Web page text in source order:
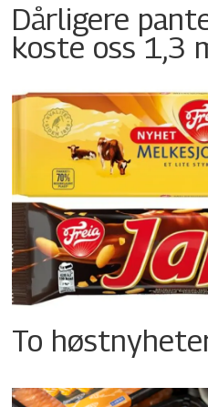
Dårligere
koste oss 1,3
To